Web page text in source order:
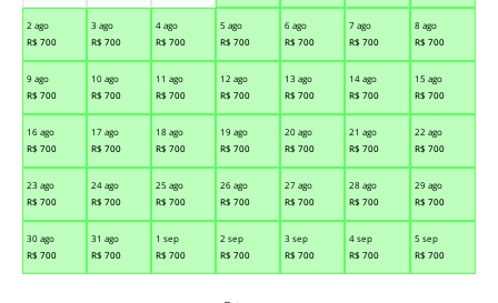
2 ago
R$ 700
3 ago
R$ 700
4 ago
R$ 700
5 ago
R$ 700
6 ago
R$ 700
7 ago
R$ 700
8 ago
R$ 700
9 ago
R$ 700
10 ago
R$ 700
11 ago
R$ 700
12 ago
R$ 700
13 ago
R$ 700
14 ago
R$ 700
15 ago
R$ 700
16 ago
R$ 700
17 ago
R$ 700
18 ago
R$ 700
19 ago
R$ 700
20 ago
R$ 700
21 ago
R$ 700
22 ago
R$ 700
23 ago
R$ 700
24 ago
R$ 700
25 ago
R$ 700
26 ago
R$ 700
27 ago
R$ 700
28 ago
R$ 700
29 ago
R$ 700
30 ago
R$ 700
31 ago
R$ 700
1 sep
R$ 700
2 sep
R$ 700
3 sep
R$ 700
4 sep
R$ 700
5 sep
R$ 700